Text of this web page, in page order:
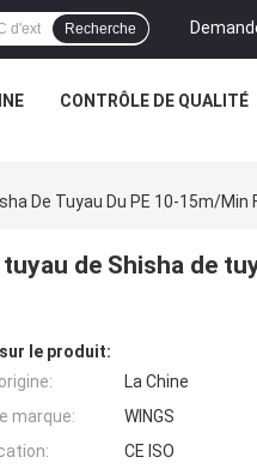
Recherche
CONTRÔLE DE QUALITÉ
De Tuyau Du PE 10-15m/
de Shisha de
le produit:
La Chine
marque:
WINGS
CE ISO